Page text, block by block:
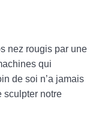
nez rougis par une
qui
de soi n’a jamais
sculpter notre